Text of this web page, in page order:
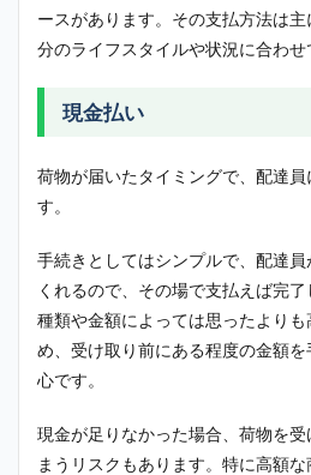
ースがあります。その支払方法は
分のライフスタイルや状況に合わせ
現金払い
荷物が届いたタイミングで、配達
す。
手続きとしてはシンプルで、配達
くれるので、その場で支払えば完
種類や金額によっては思ったより
め、受け取り前にある程度の金額
心です。
現金が足りなかった場合、荷物を
まうリスクもあります。特に高額な